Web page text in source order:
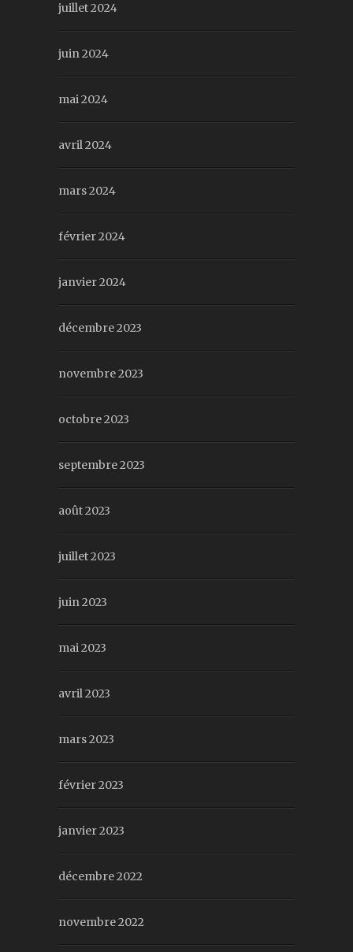
juillet 2024
juin 2024
mai 2024
avril 2024
mars 2024
février 2024
janvier 2024
décembre 2023
novembre 2023
octobre 2023
septembre 2023
août 2023
juillet 2023
juin 2023
mai 2023
avril 2023
mars 2023
février 2023
janvier 2023
décembre 2022
novembre 2022